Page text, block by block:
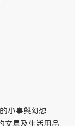
小事與幻想
文具及生活用品